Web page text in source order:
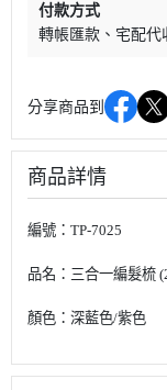
付款方式
轉帳匯款
宅配代
分享商品到
商品詳情
編號：TP-7025
品名：三合一編髮梳
顏色：深藍色/紫色